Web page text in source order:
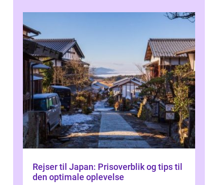
Rejser til Japan: Prisoverblik og tips til
den optimale oplevelse